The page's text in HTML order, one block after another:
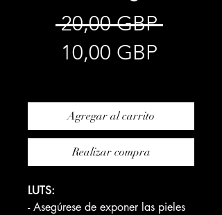
20,00 GBP Precio
10,00 GBP
oferta
Agregar al carrito
Realizar compra
LUTS:
- Asegúrese de exponer las pieles